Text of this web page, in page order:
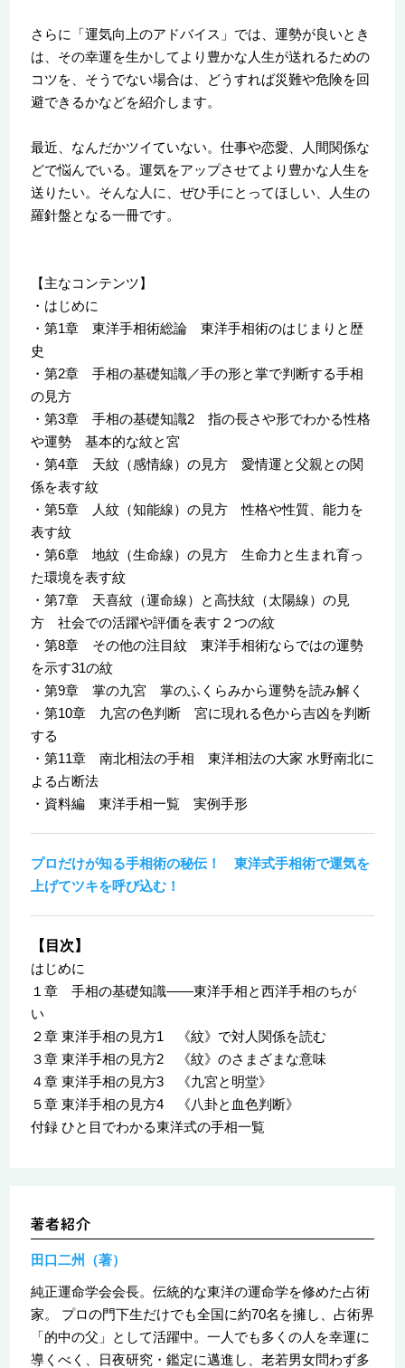
さらに「運気向上のアドバイス」では、運勢が良いとき
は、その幸運を生かしてより豊かな人生が送れるための
コツを、そうでない場合は、どうすれば災難や危険を回
避できるかなどを紹介します。
最近、なんだかツイていない。仕事や恋愛、人間関係な
どで悩んでいる。運気をアップさせてより豊かな人生を
送りたい。そんな人に、ぜひ手にとってほしい、人生の
羅針盤となる一冊です。
【主なコンテンツ】
・はじめに
・第1章 東洋手相術総論 東洋手相術のはじまりと歴
史
・第2章 手相の基礎知識／手の形と掌で判断する手相
の見方
・第3章 手相の基礎知識2 指の長さや形でわかる性格
や運勢 基本的な紋と宮
・第4章 天紋（感情線）の見方 愛情運と父親との関
係を表す紋
・第5章 人紋（知能線）の見方 性格や性質、能力を
表す紋
・第6章 地紋（生命線）の見方 生命力と生まれ育っ
た環境を表す紋
・第7章 天喜紋（運命線）と高扶紋（太陽線）の見
方 社会での活躍や評価を表す２つの紋
・第8章 その他の注目紋 東洋手相術ならではの運勢
を示す31の紋
・第9章 掌の九宮 掌のふくらみから運勢を読み解く
・第10章 九宮の色判断 宮に現れる色から吉凶を判断
する
・第11章 南北相法の手相 東洋相法の大家 水野南北に
よる占断法
・資料編 東洋手相一覧 実例手形
プロだけが知る手相術の秘伝！ 東洋式手相術で運気を
上げてツキを呼び込む！
【目次】
はじめに
１章 手相の基礎知識――東洋手相と西洋手相のちが
い
２章 東洋手相の見方1 《紋》で対人関係を読む
３章 東洋手相の見方2 《紋》のさまざまな意味
４章 東洋手相の見方3 《九宮と明堂》
５章 東洋手相の見方4 《八卦と血色判断》
付録 ひと目でわかる東洋式の手相一覧
田口二州（著）
純正運命学会会長。伝統的な東洋の運命学を修めた占術
家。 プロの門下生だけでも全国に約70名を擁し、占術界
「的中の父」として活躍中。一人でも多くの人を幸運に
導くべく、日夜研究・鑑定に邁進し、老若男女問わず多